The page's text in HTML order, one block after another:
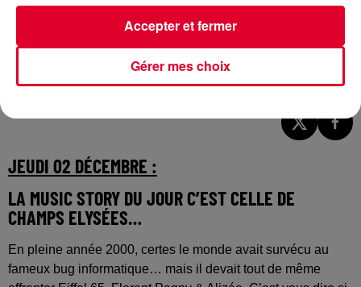
cover officiel
JEUDI 02 DÉCEMBRE :
LA MUSIC STORY DU JOUR C’EST CELLE DE
CHAMPS ELYSÉES…
En pleine année 2000, certes le monde avait survécu au
fameux bug informatique… mais il devait tout de même
Gérer mes choix
Accepter et fermer